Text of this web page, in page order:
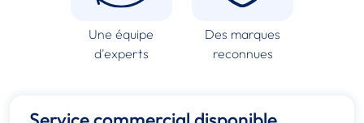
Une équipe
d'experts
Des marques
reconnues